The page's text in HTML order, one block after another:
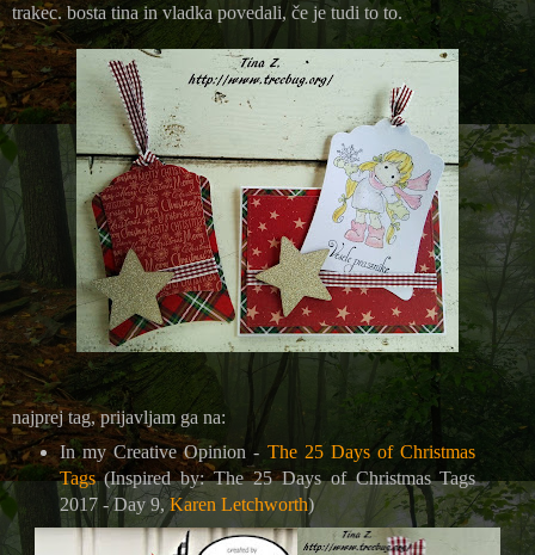
trakec. bosta tina in vladka povedali, če je tudi to to.
najprej tag, prijavljam ga na:
In my Creative Opinion - The 25 Days of Christmas
Tags(Inspired by: The 25 Days of Christmas Tags
2017 - Day 9,Karen Letchworth)